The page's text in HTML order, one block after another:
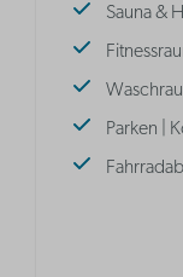
Sauna &
Parken |